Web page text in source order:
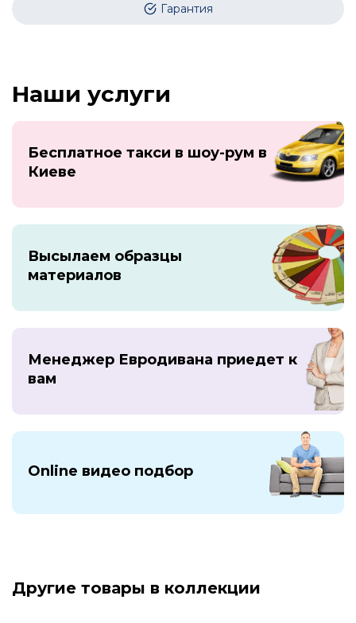
Гарантия
Наши услуги
Бесплатное такси в шоу-рум в
Киеве
Высылаем образцы
материалов
Менеджер Евродивана приедет к
вам
Online видео подбор
Другие товары в коллекции